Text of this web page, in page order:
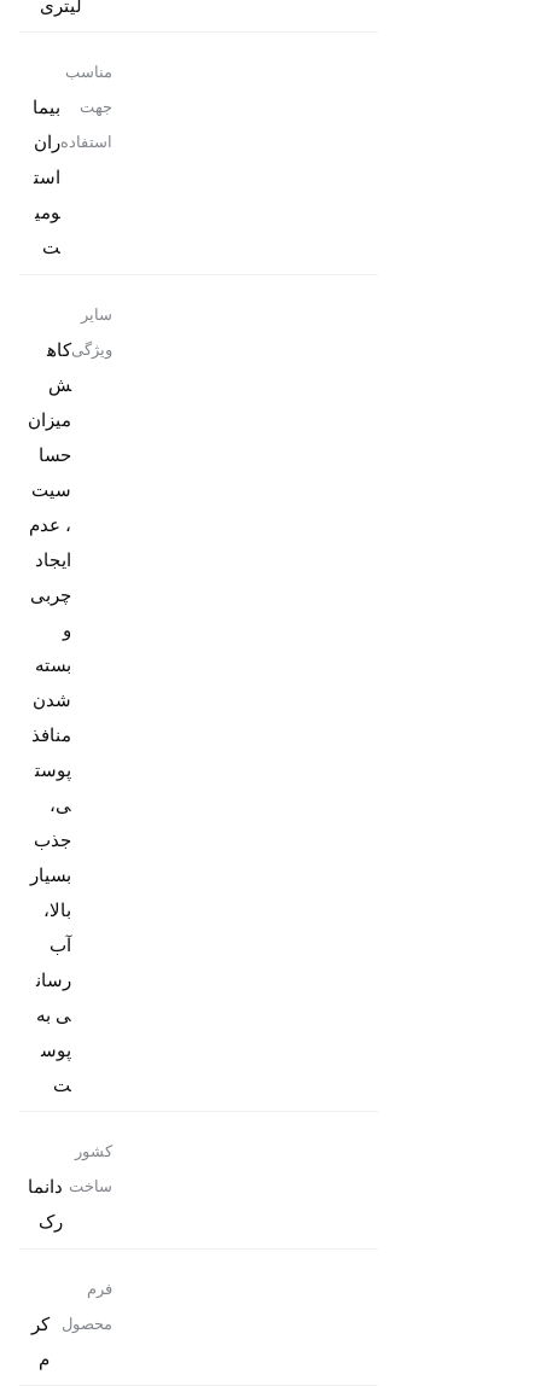
لیتری
مناسب
جهت
استفاده
بیما
ران
است
ومی
ت
سایر
ویژگیکاه
ش
میزان
حسا
سیت
، عدم
ایجاد
چربی
و
بسته
شدن
منافذ
پوست
ی،
جذب
بسیار
بالا،
آب
رسان
ی به
پوس
ت
کشور
ساخت دانما
رک
فرم
محصول
کر
م